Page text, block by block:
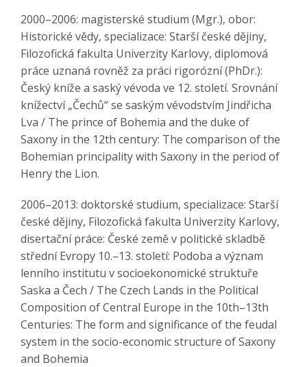
2000–2006: magisterské studium (Mgr.), obor:
Historické vědy, specializace: Starší české dějiny,
Filozofická fakulta Univerzity Karlovy, diplomová
práce uznaná rovněž za práci rigorózní (PhDr.):
Český kníže a saský vévoda ve 12. století. Srovnání
knížectví „Čechů“ se saským vévodstvím Jindřicha
Lva / The prince of Bohemia and the duke of
Saxony in the 12th century: The comparison of the
Bohemian principality with Saxony in the period of
Henry the Lion.
2006–2013: doktorské studium, specializace: Starší
české dějiny, Filozofická fakulta Univerzity Karlovy,
disertační práce: České země v politické skladbě
střední Evropy 10.–13. století: Podoba a význam
lenního institutu v socioekonomické struktuře
Saska a Čech / The Czech Lands in the Political
Composition of Central Europe in the 10th–13th
Centuries: The form and significance of the feudal
system in the socio-economic structure of Saxony
and Bohemia